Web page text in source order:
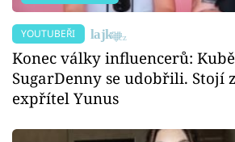
YOUTUBEŘI
Konec války influencerů:
SugarDenny se udobřili. Stojí
expřítel Yunus